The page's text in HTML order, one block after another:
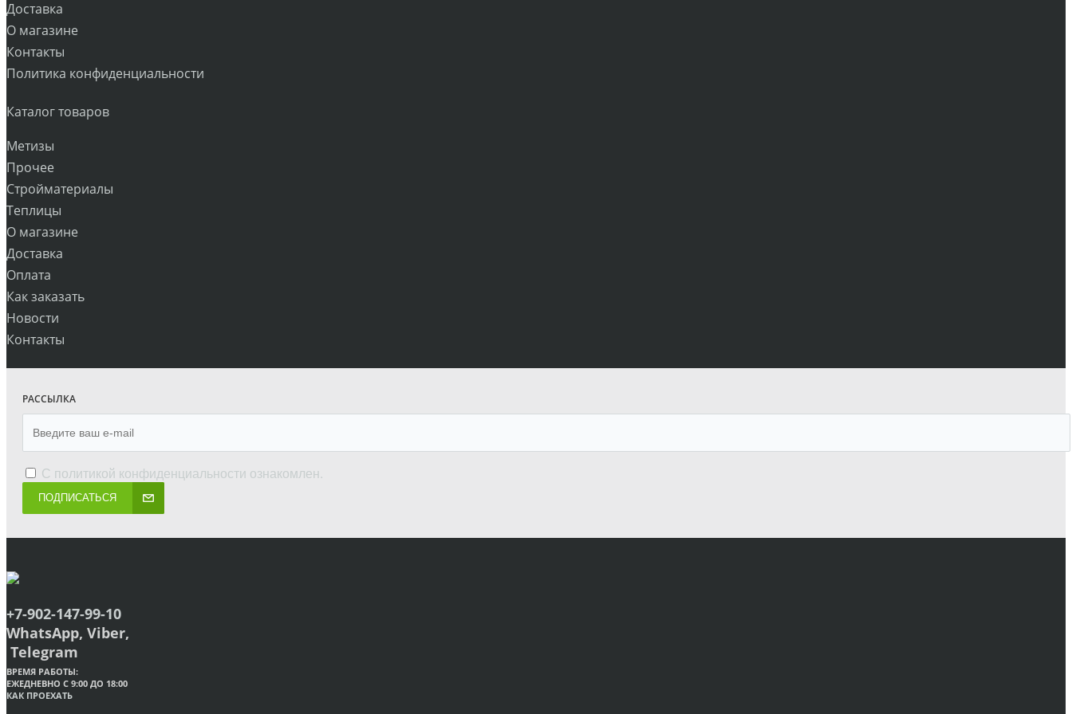
Доставка
О магазине
Контакты
Политика конфиденциальности
Каталог товаров
Метизы
Прочее
Стройматериалы
Теплицы
О магазине
Доставка
Оплата
Как заказать
Новости
Контакты
РАССЫЛКА
С политикой конфиденциальности ознакомлен.
ПОДПИСАТЬСЯ
+7-902-147-99-10
WhatsApp, Viber,
Telegram
ВРЕМЯ РАБОТЫ:
ЕЖЕДНЕВНО С 9:00 ДО 18:00
КАК ПРОЕХАТЬ